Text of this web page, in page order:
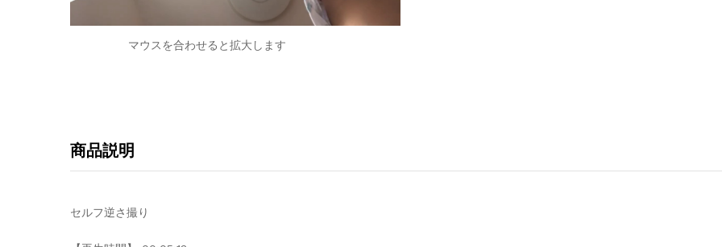
マウスを合わせると拡大します
商品説明
セルフ逆さ撮り